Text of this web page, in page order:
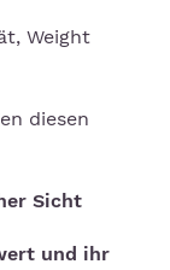
Weight
diesen
Sicht
und ihr